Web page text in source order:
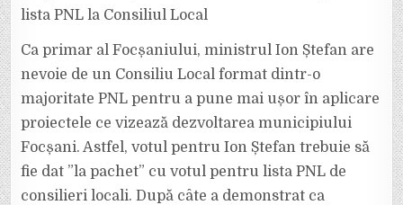
lista PNL la Consiliul Local
Ca primar al Focșaniului, ministrul Ion Ștefan are
nevoie de un Consiliu Local format dintr-o
majoritate PNL pentru a pune mai ușor în aplicare
proiectele ce vizează dezvoltarea municipiului
Focșani. Astfel, votul pentru Ion Ștefan trebuie să
fie dat ”la pachet” cu votul pentru lista PNL de
consilieri locali. După câte a demonstrat ca